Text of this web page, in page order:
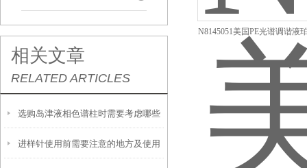
相关文章
RELATED ARTICLES
选购岛津液相色谱柱时需要考虑哪些
影响因素？
进样针使用前需要注意的地方及使用
N8145051美国PE光谱调谐液
剂报价